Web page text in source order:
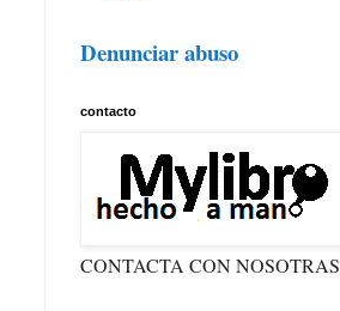
Denunciar abuso
contacto
CONTACTA CON NOSOTRAS